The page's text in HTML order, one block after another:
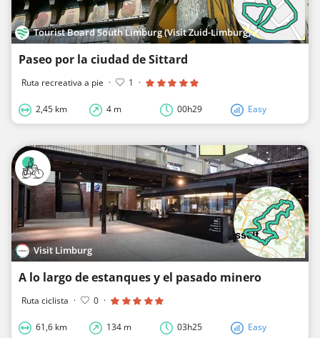
Tourist Board South Limburg (Visit Zuid-Limburg)
Paseo por la ciudad de Sittard
Ruta recreativa a pie · 1 ·
2,45 km 4 m 00h29 Easy
Visit Limburg
A lo largo de estanques y el pasado minero
Ruta ciclista · 0 ·
61,6 km 134 m 03h25 Easy